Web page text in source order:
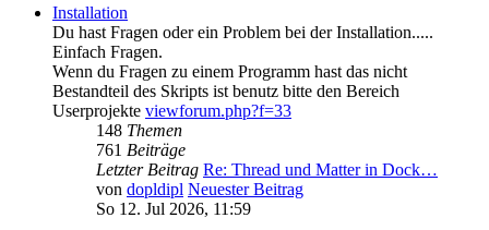
Installation
Du hast Fragen oder ein Problem bei der Installation.....
Einfach Fragen.
Wenn du Fragen zu einem Programm hast das nicht
Bestandteil des Skripts ist benutz bitte den Bereich
Userprojekte viewforum.php?f=33
148 Themen
761 Beiträge
Letzter Beitrag Re: Thread und Matter in Dock…
von dopldipl Neuester Beitrag
So 12. Jul 2026, 11:59